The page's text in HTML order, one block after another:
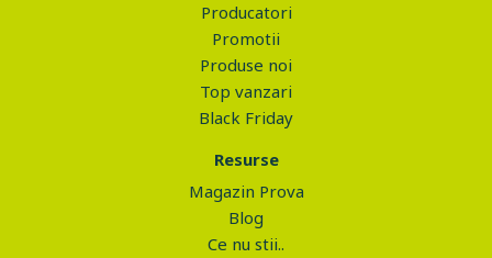
Producatori
Promotii
Produse noi
Top vanzari
Black Friday
Resurse
Magazin Prova
Blog
Ce nu stii..